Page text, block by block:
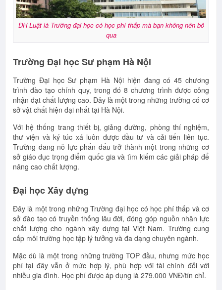
ĐH Luật là Trường đại học có học phí thấp mà bạn không nên bỏ
qua
Trường Đại học Sư phạm Hà Nội
Trường Đại học Sư phạm Hà Nội hiện đang có 45 chương
trình đào tạo chính quy, trong đó 8 chương trình được công
nhận đạt chất lượng cao. Đây là một trong những trường có cơ
sở vật chất hiện đại nhất tại Hà Nội.
Với hệ thống trang thiết bị, giảng đường, phòng thí nghiệm,
thư viện và ký túc xá luôn được đầu tư và cải tiến liên tục.
Trường đang nỗ lực phấn đấu trở thành một trong những cơ
sở giáo dục trọng điểm quốc gia và tìm kiếm các giải pháp để
nâng cao chất lượng.
Đại học Xây dựng
Đây là một trong những Trường đại học có học phí thấp và cơ
sở đào tạo có truyền thống lâu đời, đóng góp nguồn nhân lực
chất lượng cho ngành xây dựng tại Việt Nam. Trường cung
cấp môi trường học tập lý tưởng và đa dạng chuyên ngành.
Mặc dù là một trong những trường TOP đầu, nhưng mức học
phí tại đây vẫn ở mức hợp lý, phù hợp với tài chính đối với
nhiều gia đình. Học phí được áp dụng là 279.000 VNĐ/tín chỉ.